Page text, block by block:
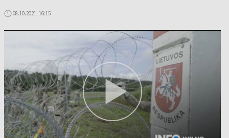
08.10.2021, 16:15